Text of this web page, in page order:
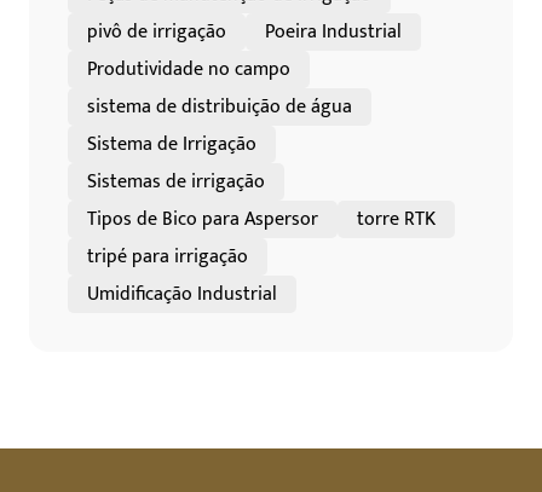
pivô de irrigação
Poeira Industrial
Produtividade no campo
sistema de distribuição de água
Sistema de Irrigação
Sistemas de irrigação
Tipos de Bico para Aspersor
torre RTK
tripé para irrigação
Umidificação Industrial